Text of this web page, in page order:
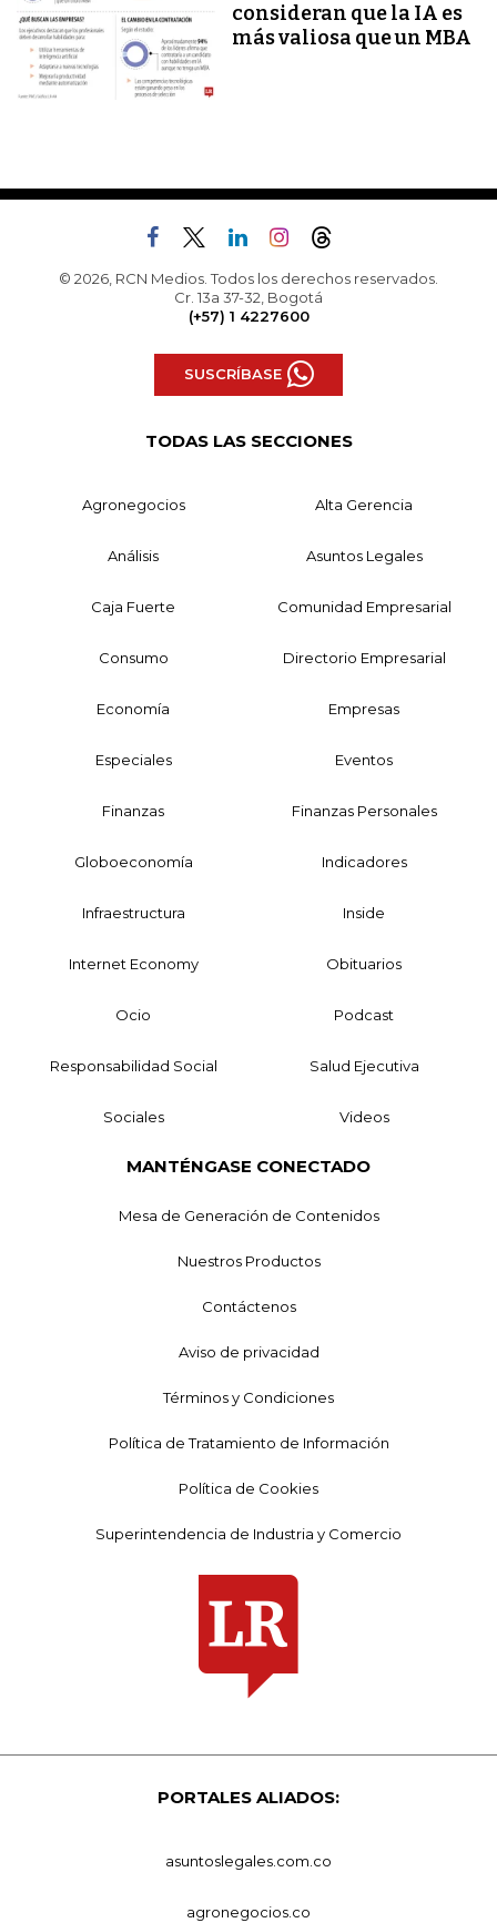
consideran que la IA es
más valiosa que un MBA
© 2026, RCN Medios. Todos los derechos reservados.
Cr. 13a 37-32, Bogotá
(+57) 1 4227600
SUSCRÍBASE
TODAS LAS SECCIONES
Agronegocios Alta Gerencia
Análisis Asuntos Legales
Caja Fuerte Comunidad Empresarial
Consumo Directorio Empresarial
Economía Empresas
Especiales Eventos
Finanzas Finanzas Personales
Globoeconomía Indicadores
Infraestructura Inside
Internet Economy Obituarios
Ocio Podcast
Responsabilidad Social Salud Ejecutiva
Sociales Videos
MANTÉNGASE CONECTADO
Mesa de Generación de Contenidos
Nuestros Productos
Contáctenos
Aviso de privacidad
Términos y Condiciones
Política de Tratamiento de Información
Política de Cookies
Superintendencia de Industria y Comercio
PORTALES ALIADOS:
asuntoslegales.com.co
agronegocios.co